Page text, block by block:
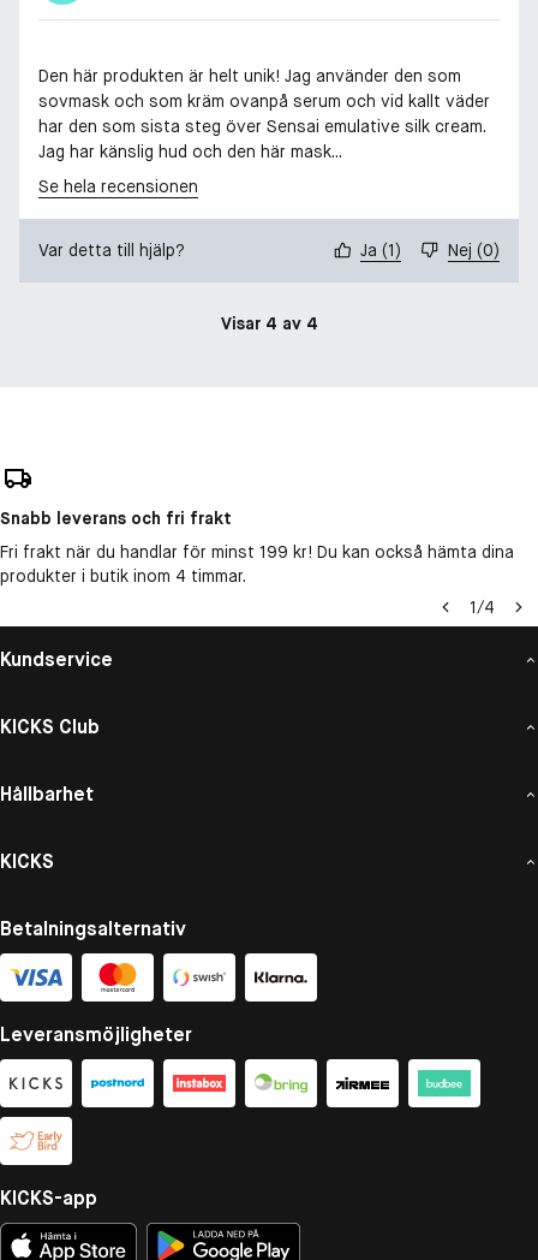
Den här produkten är helt unik! Jag använder den som
sovmask och som kräm ovanpå serum och vid kallt väder
har den som sista steg över Sensai emulative silk cream.
Jag har känslig hud och den här mask...
Se hela recensionen
Var detta till hjälp? Ja (1) Nej (0)
Visar 4 av 4
Snabb leverans och fri frakt
Fri frakt när du handlar för minst 199 kr! Du kan också hämta dina
produkter i butik inom 4 timmar.
1/4
Kundservice
KICKS Club
Hållbarhet
KICKS
Betalningsalternativ
Leveransmöjligheter
KICKS-app